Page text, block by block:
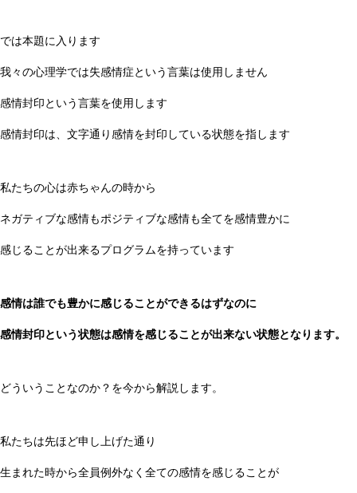
では本題に入ります
我々の心理学では失感情症という言葉は使用しません
感情封印という言葉を使用します
感情封印は、文字通り感情を封印している状態を指します
私たちの心は赤ちゃんの時から
ネガティブな感情もポジティブな感情も全てを感情豊かに
感じることが出来るプログラムを持っています
感情は誰でも豊かに感じることができるはずなのに
感情封印という状態は感情を感じることが出来ない状態となります。
どういうことなのか？を今から解説します。
私たちは先ほど申し上げた通り
生まれた時から全員例外なく全ての感情を感じることが